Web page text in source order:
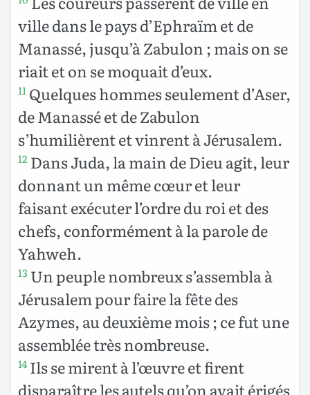
ville dans le pays d’Ephraïm et de
Manassé, jusqu’à Zabulon ; mais on se
riait et on se moquait d’eux.
11 Quelques hommes seulement d’Aser,
de Manassé et de Zabulon
s’humilièrent et vinrent à Jérusalem.
12 Dans Juda, la main de Dieu agit, leur
donnant un même cœur et leur
faisant exécuter l’ordre du roi et des
chefs, conformément à la parole de
Yahweh.
13 Un peuple nombreux s’assembla à
Jérusalem pour faire la fête des
Azymes, au deuxième mois ; ce fut une
assemblée très nombreuse.
14 Ils se mirent à l’œuvre et firent
disparaître les autels qu’on avait érigés